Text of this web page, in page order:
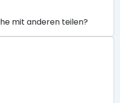
mit anderen teilen?